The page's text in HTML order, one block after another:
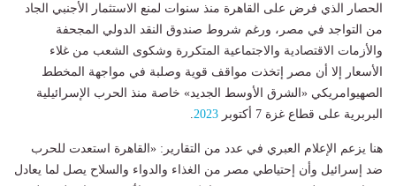
الحصار الذي فرض على القاهرة منذ سنوات لمنع الاستثمار الأجنبي الجاد
من التواجد في مصر، ورغم شروط صندوق النقد الدولي المجحفة
والأزمات الاقتصادية والاجتماعية المتكررة وشكوى الشعب من غلاء
الأسعار إلا أن مصر إتخذت مواقف قوية وصلبة في مواجهة المخطط
الصهيوامريكي «الشرق الأوسط الجديد» خاصة منذ الحرب الإسرائيلية
البربرية على قطاع غزة 7 أكتوبر
2023
هنا يزعم الإعلام العبري في عدد من التقارير: «القاهرة استعدت للحرب
ضد إسرائيل وأن إحتياطي مصر من الغذاء والدواء والسلاح يصل لما يعادل